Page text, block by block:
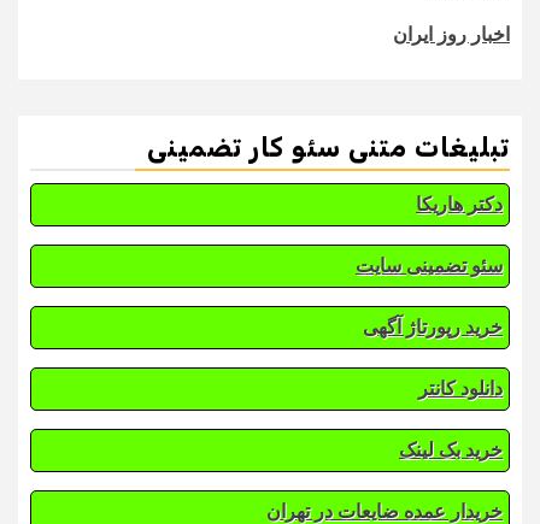
اخبار روز ایران
تبلیغات متنی سئو کار تضمینی
دکتر هاریکا
سئو تضمینی سایت
خرید رپورتاژ آگهی
دانلود کانتر
خرید بک لینک
خریدار عمده ضایعات در تهران